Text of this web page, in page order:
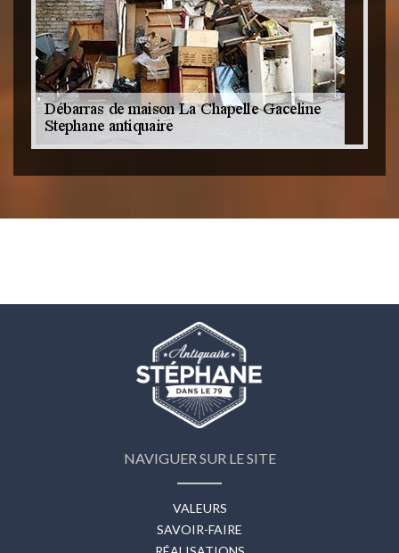
NAVIGUER SUR LE SITE
VALEURS
SAVOIR-FAIRE